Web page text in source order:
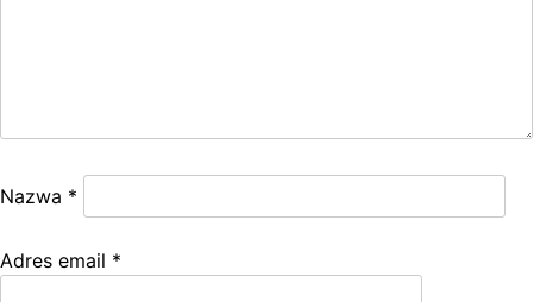
Nazwa *
Adres email *